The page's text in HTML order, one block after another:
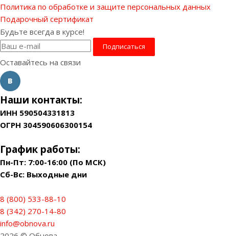
Политика по обработке и защите персональных данных
Подарочный сертификат
Будьте всегда в курсе!
Оставайтесь на связи
Наши контакты:
ИНН 590504331813
ОГРН 304590606300154
График работы:
Пн-Пт: 7:00-16:00 (По МСК)
Сб-Вс: Выходные дни
8 (800) 533-88-10
8 (342) 270-14-80
info@obnova.ru